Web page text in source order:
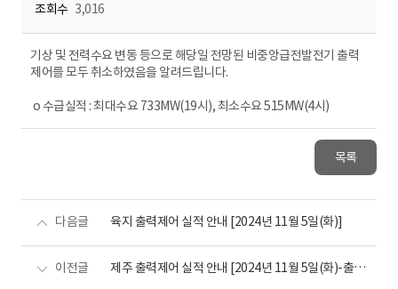
조회수 3,016
기상 및 전력수요 변동 등으로 해당일 전망된 비중앙급전발전기 출력
제어를 모두 취소하였음을 알려드립니다.
o 수급실적 : 최대수요 733MW(19시), 최소수요 515MW(4시)
목록
다음글 육지 출력제어 실적 안내 [2024년 11월 5일(화)]
이전글 제주 출력제어 실적 안내 [2024년 11월 5일(화)-출력제어 없음]